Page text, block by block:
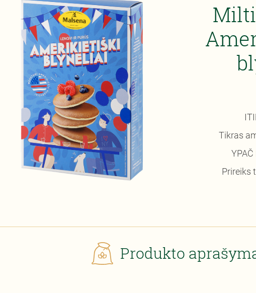
Tikras
YPAČ
Prireiks
Produkto